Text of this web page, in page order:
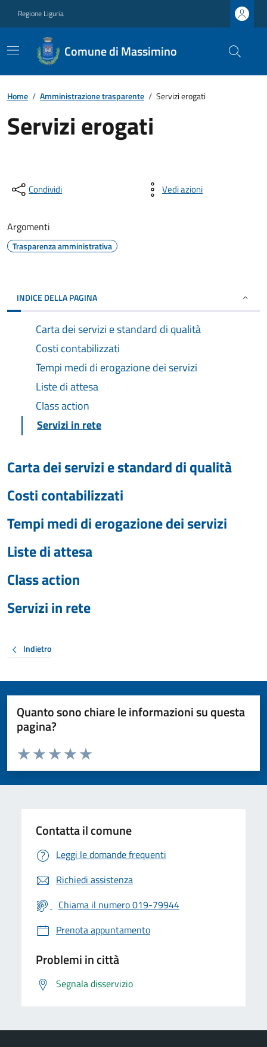
Regione Liguria
Comune di Massimino
Home / Amministrazione trasparente / Servizi erogati
Servizi erogati
Condividi Vedi azioni
Argomenti
Trasparenza amministrativa
INDICE DELLA PAGINA
Carta dei servizi e standard di qualità
Costi contabilizzati
Tempi medi di erogazione dei servizi
Liste di attesa
Class action
Servizi in rete
Carta dei servizi e standard di qualità
Costi contabilizzati
Tempi medi di erogazione dei servizi
Liste di attesa
Class action
Servizi in rete
Indietro
Quanto sono chiare le informazioni su questa
pagina?
Valuta da 1 a 5 stelle la pagina
Valuta 5 stelle su 5
Valuta 4 stelle su 5
Valuta 3 stelle su 5
Valuta 2 stelle su 5
Valuta 1 stelle su 5
Contatta il comune
Leggi le domande frequenti
Richiedi assistenza
Chiama il numero 019-79944
Prenota appuntamento
Problemi in città
Segnala disservizio